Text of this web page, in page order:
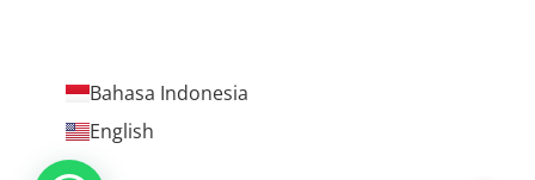
Bahasa Indonesia
English